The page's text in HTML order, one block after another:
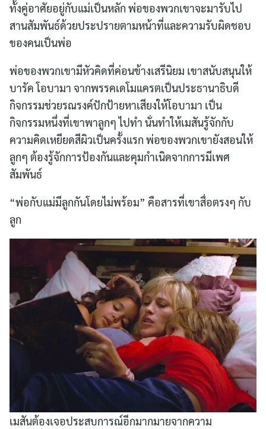
ทั้งคู่อาศัยอยู่กับแม่เป็นหลัก พ่อของพวกเขาจะมารับไป
สานสัมพันธ์ด้วยประปรายตามหน้าที่และความรับผิดชอบ
ของคนเป็นพ่อ
พ่อของพวกเขามีหัวคิดที่ค่อนข้างเสรีนิยม เขาสนับสนุนให้
บารัค โอบามา จากพรรคเดโมแครตเป็นประธานาธิบดี
กิจกรรมช่วยรณรงค์ปักป้ายหาเสียงให้โอบามา เป็น
กิจกรรมหนึ่งที่เขาพาลูกๆ ไปทำ นั่นทำให้เมสันรู้จักกับ
ความคิดเหยียดสีผิวเป็นครั้งแรก พ่อของพวกเขายังสอนให้
ลูกๆ ต้องรู้จักการป้องกันและคุมกำเนิดจากการมีเพศ
สัมพันธ์
“พ่อกับแม่มีลูกกันโดยไม่พร้อม” คือสารที่เขาสื่อตรงๆ กับ
ลูก
เมสันต้องเจอประสบการณ์อีกมากมายจากความ